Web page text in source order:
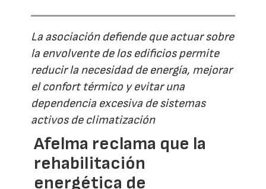
La asociación defiende que actuar sobre
la envolvente de los edificios permite
reducir la necesidad de energía, mejorar
el confort térmico y evitar una
dependencia excesiva de sistemas
activos de climatización
Afelma reclama que la
rehabilitación
energética de